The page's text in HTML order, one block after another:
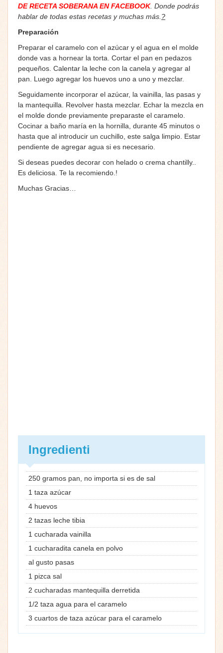
DE RECETA SOBERANA EN FACEBOOK. Donde podrás
hablar de todas estas recetas y muchas más. ?
Preparación
Preparar el caramelo con el azúcar y el agua en el molde
donde vas a hornear la torta. Cortar el pan en pedazos
pequeños. Calentar la leche con la canela y agregar al
pan. Luego agregar los huevos uno a uno y mezclar.
Seguidamente incorporar el azúcar, la vainilla, las pasas y
la mantequilla. Revolver hasta mezclar. Echar la mezcla en
el molde donde previamente preparaste el caramelo.
Cocinar a baño maría en la hornilla, durante 45 minutos o
hasta que al introducir un cuchillo, este salga limpio. Estar
pendiente de agregar agua si es necesario.
Si deseas puedes decorar con helado o crema chantilly..
Es deliciosa. Te la recomiendo.!
Muchas Gracias…
Ingredienti
250 gramos pan, no importa si es de sal
1 taza azúcar
4 huevos
2 tazas leche tibia
1 cucharada vainilla
1 cucharadita canela en polvo
al gusto pasas
1 pizca sal
2 cucharadas mantequilla derretida
1/2 taza agua para el caramelo
3 cuartos de taza azúcar para el caramelo